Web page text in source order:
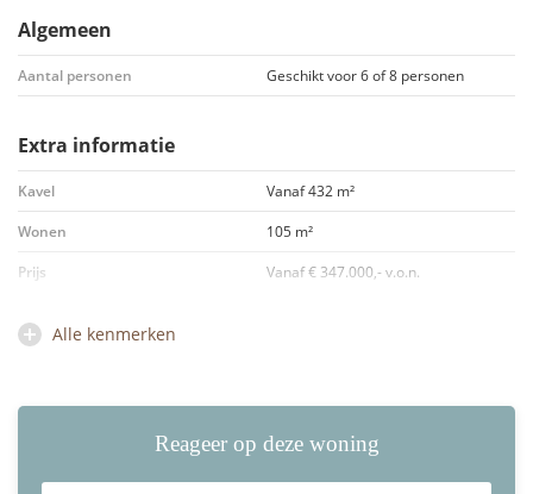
Algemeen
Aantal personen Geschikt voor 6 of 8 personen
Extra informatie
Kavel
Vanaf 432 m²
Wonen
105 m²
Prijs
Vanaf € 347.000,- v.o.n.
Alle kenmerken
Reageer op deze woning